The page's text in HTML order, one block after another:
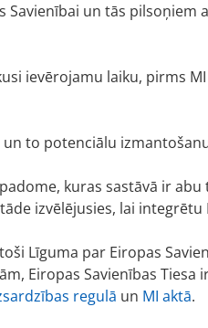
un tās pilsoņiem
ievērojamu laiku, pirms
to potenciālu
kuras sastāvā ir abu
izvēlējusies, lai integrētu
Līguma par Eiropas
Eiropas Savienības Tiesa
regulā un MI aktā.